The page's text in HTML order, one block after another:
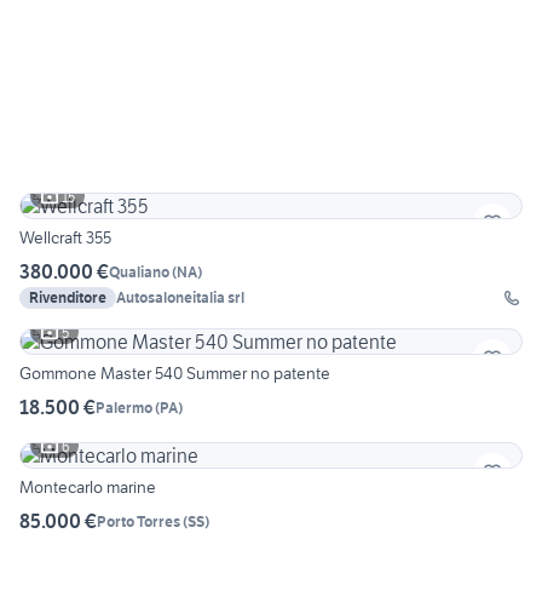
15
Wellcraft 355
380.000 €Qualiano(NA)
Rivenditore Autosaloneitalia srl
5
Gommone Master 540 Summer no patente
18.500 €Palermo(PA)
6
Montecarlo marine
85.000 €Porto Torres(SS)